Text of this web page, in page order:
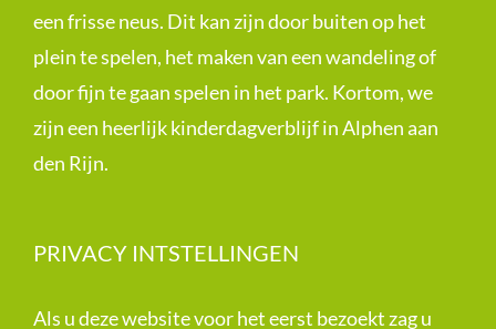
een frisse neus. Dit kan zijn door buiten op het
plein te spelen, het maken van een wandeling of
door fijn te gaan spelen in het park. Kortom, we
zijn een heerlijk kinderdagverblijf in Alphen aan
den Rijn.
PRIVACY INTSTELLINGEN
Als u deze website voor het eerst bezoekt zag u